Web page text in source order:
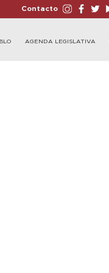
Contacto
AGENDA LEGISLATIVA